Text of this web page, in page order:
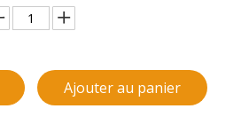
Ajouter au panier